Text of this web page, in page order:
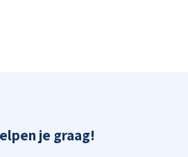
je graag!